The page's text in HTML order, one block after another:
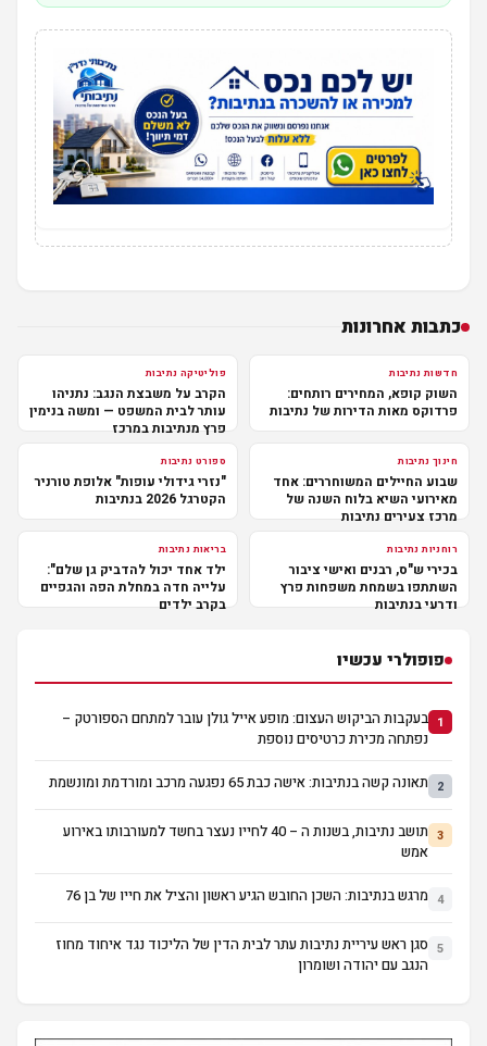
כתבות אחרונות
חדשות נתיבות
השוק קופא, המחירים רותחים:
פרדוקס מאות הדירות של נתיבות
פוליטיקה נתיבות
הקרב על משבצת הנגב: נתניהו
עותר לבית המשפט — ומשה בנימין
פרץ מנתיבות במרכז
חינוך נתיבות
שבוע החיילים המשוחררים: אחד
מאירועי השיא בלוח השנה של
מרכז צעירים נתיבות
ספורט נתיבות
"נזרי גידולי עופות" אלופת טורניר
הקטרגל 2026 בנתיבות
רוחניות נתיבות
בכירי ש"ס, רבנים ואישי ציבור
השתתפו בשמחת משפחות פרץ
ודרעי בנתיבות
בריאות נתיבות
ילד אחד יכול להדביק גן שלם":
עלייה חדה במחלת הפה והגפיים
בקרב ילדים
פופולרי עכשיו
1 בעקבות הביקוש העצום: מופע אייל גולן עובר למתחם הספורטק –
נפתחה מכירת כרטיסים נוספת
2 תאונה קשה בנתיבות: אישה כבת 65 נפגעה מרכב ומורדמת ומונשמת
3
תושב נתיבות, בשנות ה – 40 לחייו נעצר בחשד למעורבותו באירוע
אמש
4 מרגש בנתיבות: השכן החובש הגיע ראשון והציל את חייו של בן 76
5 סגן ראש עיריית נתיבות עתר לבית הדין של הליכוד נגד איחוד מחוז
הנגב עם יהודה ושומרון